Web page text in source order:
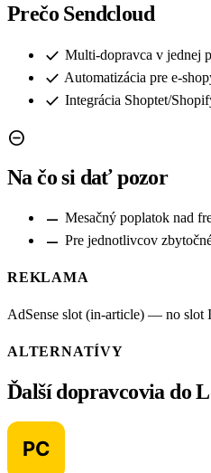
Prečo Sendcloud
check Multi-dopravca v jednej
check Automatizácia pre e-
check Integrácia Shoptet/
remove_circle
Na čo si dať pozor
remove Mesačný poplatok nad
remove Pre jednotlivcov
REKLAMA
AdSense slot (in-article) — no slot
ALTERNATÍVY
Ďalší dopravcovia do